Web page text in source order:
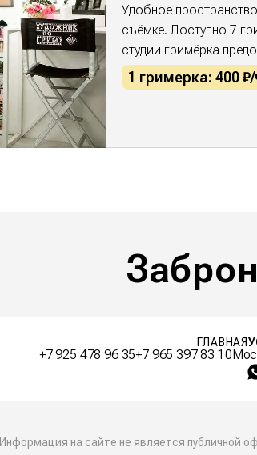
Удобное
съёмке. Доступно 7
студии гримёрка
1 гримерка: 400
ГЛАВНАЯ
+7 925 478 96 35+7 965 397 83 10
Информация на сайте не является публичной